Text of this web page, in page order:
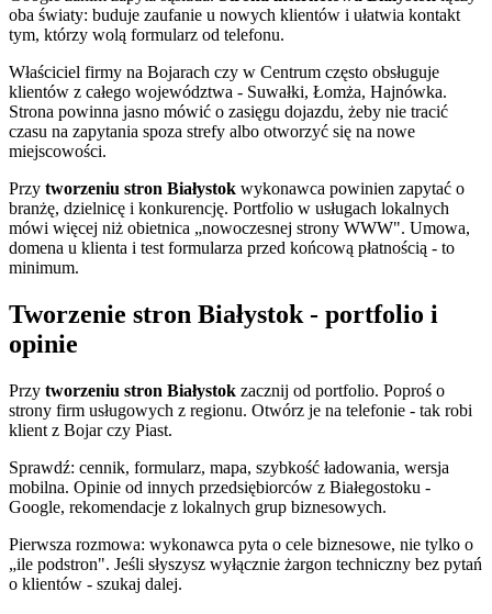
oba światy: buduje zaufanie u nowych klientów i ułatwia kontakt
tym, którzy wolą formularz od telefonu.
Właściciel firmy na Bojarach czy w Centrum często obsługuje
klientów z całego województwa - Suwałki, Łomża, Hajnówka.
Strona powinna jasno mówić o zasięgu dojazdu, żeby nie tracić
czasu na zapytania spoza strefy albo otworzyć się na nowe
miejscowości.
Przy tworzeniu stron Białystok wykonawca powinien zapytać o
branżę, dzielnicę i konkurencję. Portfolio w usługach lokalnych
mówi więcej niż obietnica „nowoczesnej strony WWW". Umowa,
domena u klienta i test formularza przed końcową płatnością - to
minimum.
Tworzenie stron Białystok - portfolio i
opinie
Przy tworzeniu stron Białystok zacznij od portfolio. Poproś o
strony firm usługowych z regionu. Otwórz je na telefonie - tak robi
klient z Bojar czy Piast.
Sprawdź: cennik, formularz, mapa, szybkość ładowania, wersja
mobilna. Opinie od innych przedsiębiorców z Białegostoku -
Google, rekomendacje z lokalnych grup biznesowych.
Pierwsza rozmowa: wykonawca pyta o cele biznesowe, nie tylko o
„ile podstron". Jeśli słyszysz wyłącznie żargon techniczny bez pytań
o klientów - szukaj dalej.